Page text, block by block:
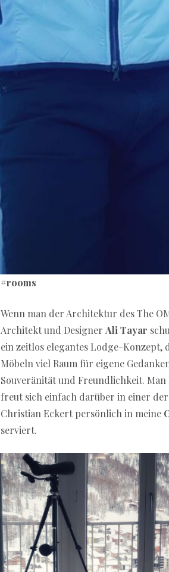
#rooms
Wenn man der Architektur des The
Architekt und Designer Ali Tayar
ein zeitlos elegantes Lodge-Konzept,
Möbeln viel Raum für eigene
Souveränität und Freundlichkeit.
freut sich einfach darüber in einer
Christian Eckert persönlich in meine
serviert.